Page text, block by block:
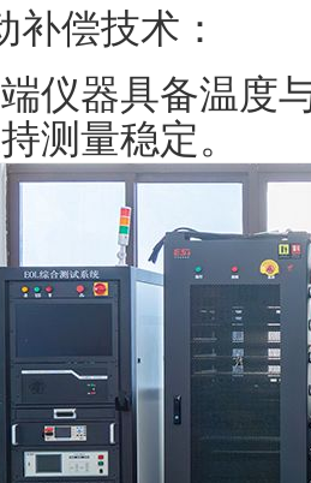
偿技术：
器具备温度与
测量稳定。